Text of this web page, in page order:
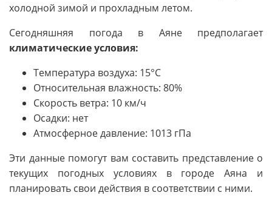
холодной зимой и прохладным летом.
Сегодняшняя погода в Аяне предполагает
климатические условия:
Температура воздуха: 15°C
Относительная влажность: 80%
Скорость ветра: 10 км/ч
Осадки: нет
Атмосферное давление: 1013 гПа
Эти данные помогут вам составить представление о
текущих погодных условиях в городе Аяна и
планировать свои действия в соответствии с ними.